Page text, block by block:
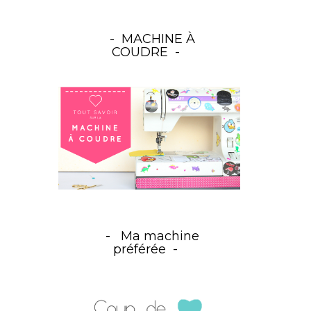
MACHINE À
COUDRE
Ma machine
préférée